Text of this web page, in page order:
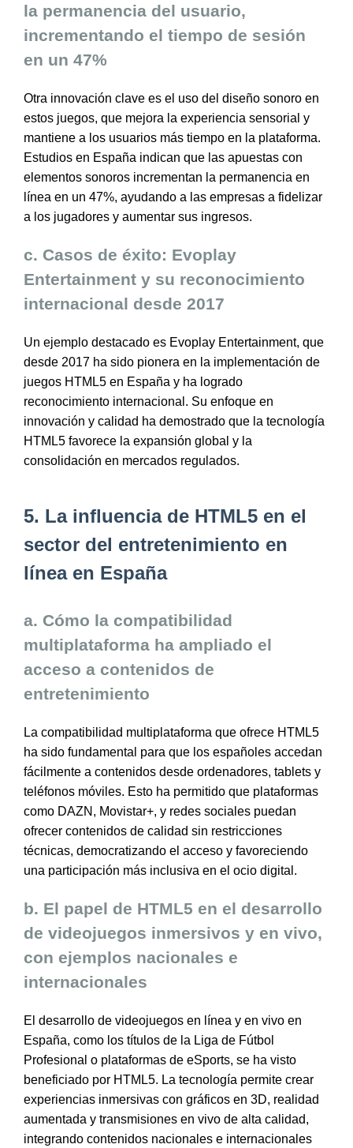
la permanencia del usuario,
incrementando el tiempo de sesión
en un 47%
Otra innovación clave es el uso del diseño sonoro en
estos juegos, que mejora la experiencia sensorial y
mantiene a los usuarios más tiempo en la plataforma.
Estudios en España indican que las apuestas con
elementos sonoros incrementan la permanencia en
línea en un 47%, ayudando a las empresas a fidelizar
a los jugadores y aumentar sus ingresos.
c. Casos de éxito: Evoplay
Entertainment y su reconocimiento
internacional desde 2017
Un ejemplo destacado es Evoplay Entertainment, que
desde 2017 ha sido pionera en la implementación de
juegos HTML5 en España y ha logrado
reconocimiento internacional. Su enfoque en
innovación y calidad ha demostrado que la tecnología
HTML5 favorece la expansión global y la
consolidación en mercados regulados.
5. La influencia de HTML5 en el
sector del entretenimiento en
línea en España
a. Cómo la compatibilidad
multiplataforma ha ampliado el
acceso a contenidos de
entretenimiento
La compatibilidad multiplataforma que ofrece HTML5
ha sido fundamental para que los españoles accedan
fácilmente a contenidos desde ordenadores, tablets y
teléfonos móviles. Esto ha permitido que plataformas
como DAZN, Movistar+, y redes sociales puedan
ofrecer contenidos de calidad sin restricciones
técnicas, democratizando el acceso y favoreciendo
una participación más inclusiva en el ocio digital.
b. El papel de HTML5 en el desarrollo
de videojuegos inmersivos y en vivo,
con ejemplos nacionales e
internacionales
El desarrollo de videojuegos en línea y en vivo en
España, como los títulos de la Liga de Fútbol
Profesional o plataformas de eSports, se ha visto
beneficiado por HTML5. La tecnología permite crear
experiencias inmersivas con gráficos en 3D, realidad
aumentada y transmisiones en vivo de alta calidad,
integrando contenidos nacionales e internacionales